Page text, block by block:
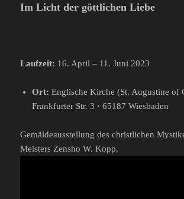
Im Licht der göttlichen Liebe
Laufzeit: 16. April – 11. Juni 2023
Ort: Englische Kirche (St. Augustine of
Frankfurter Str. 3 · 65187 Wiesbaden
Gemäldeausstellung des christlichen
Meisters Zensho W. Kopp.